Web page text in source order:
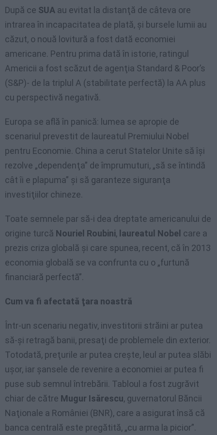
După ce SUA au evitat la distanţă de câteva ore
intrarea în incapacitatea de plată, şi bursele lumii au
căzut, o nouă lovitură a fost dată economiei
americane. Pentru prima dată în istorie, ratingul
Americii a fost scăzut de agenţia Standard & Poor’s
(S&P)- de la triplul A (stabilitate perfectă) la AA plus
cu perspectivă negativă.
Europa se află în panică: lumea se apropie de
scenariul prevestit de laureatul Premiului Nobel
pentru Economie. China a cerut Statelor Unite să îşi
rezolve „dependenţa” de împrumuturi, „să se întindă
cât îi e plapuma” şi să garanteze siguranţa
investiţiilor chineze.
Toate semnele par să-i dea dreptate americanului de
origine turcă Nouriel Roubini, laureatul Nobel care a
prezis criza globală şi care spunea, recent, că în 2013
economia globală se va confrunta cu o „furtună
financiară perfectă”.
Cum va fi afectată ţara noastră
Într-un scenariu negativ, investitorii străini ar putea
să-şi retragă banii, presaţi de problemele din exterior.
Totodată, preţurile ar putea creşte, leul ar putea slăbi
uşor, iar şansele de revenire a economiei ar putea fi
puse sub semnul întrebării. Tabloul a fost zugrăvit
chiar de către Mugur Isărescu, guvernatorul Băncii
Naţionale a României (BNR), care a asigurat însă că
banca centrală este pregătită, „cu arma la picior”.